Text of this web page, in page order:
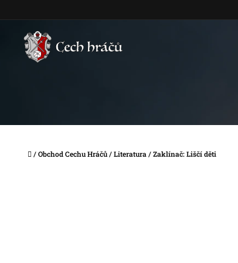
Domů
/Obchod Cechu Hráčů/Literatura/Zaklínač: Liščí děti